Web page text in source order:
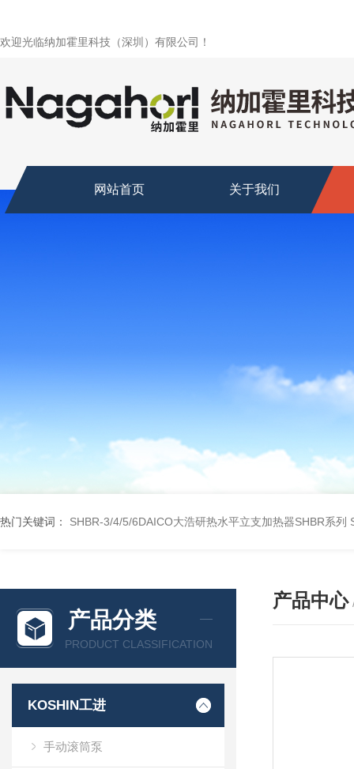
欢迎光临纳加霍里科技（深圳）有限公司！
网站首页 关于我们
热门关键词： SHBR-3/4/5/6DAICO大浩研热水平立支加热器SHBR系列
产品分类
PRODUCT CLASSIFICATION
KOSHIN工进
手动滚筒泵
产品中心